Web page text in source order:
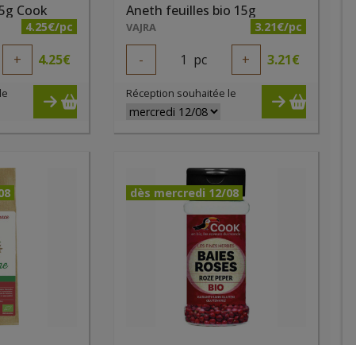
Cook
4.25€/pc
+ 4.25€
Aneth feuilles bio 15g
VAJRA 3.21€/pc
- 1 pc + 3.21€
Réception souhaitée le
dès mercredi 12/08